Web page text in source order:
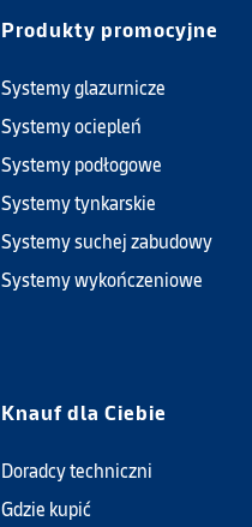
Produkty promocyjne
Systemy glazurnicze
Systemy ociepleń
Systemy podłogowe
Systemy tynkarskie
Systemy suchej zabudowy
Systemy wykończeniowe
Knauf dla Ciebie
Doradcy techniczni
Gdzie kupić